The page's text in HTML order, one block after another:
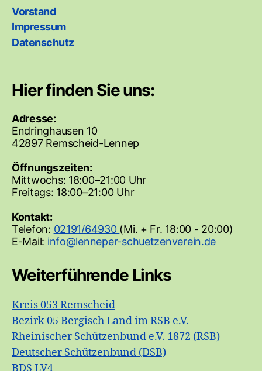
Vorstand
Impressum
Datenschutz
Hier finden Sie uns:
Adresse:
Endringhausen 10
42897 Remscheid-Lennep
Öffnungszeiten:
Mittwochs: 18:00–21:00 Uhr
Freitags: 18:00–21:00 Uhr
Kontakt:
Telefon: 02191/64930 (Mi. + Fr. 18:00 - 20:00)
E-Mail:
Weiterführende Links
Kreis 053 Remscheid
Bezirk 05 Bergisch Land im RSB e.V.
Rheinischer Schützenbund e.V. 1872 (RSB)
Deutscher Schützenbund (DSB)